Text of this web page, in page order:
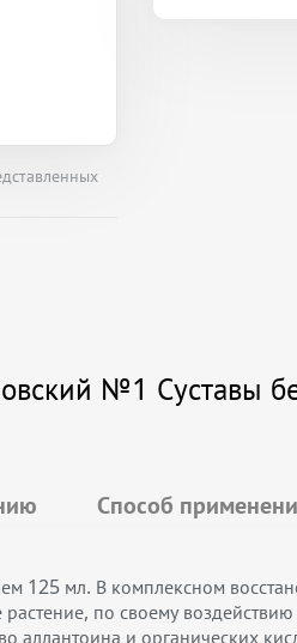
№1 Суставы
Способ
125 мл. В комплексном
по своему
и органических